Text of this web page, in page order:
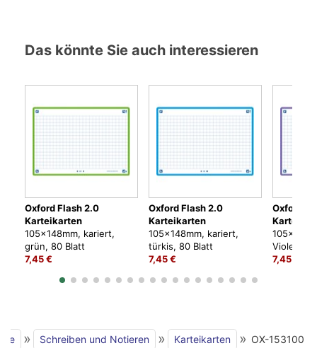
Das könnte Sie auch interessieren
Oxford Flash 2.0
Karteikarten
105x148mm, kariert,
grün, 80 Blatt
7,45 €
Oxford Flash 2.0
Karteikarten
105x148mm, kariert,
türkis, 80 Blatt
7,45 €
Oxford
Violett,
7,45 €
» Schreiben und Notieren » Karteikarten » OX-153100